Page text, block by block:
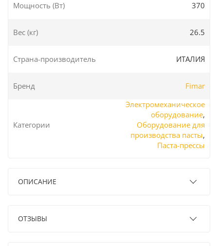
Мощность (Вт) 370
Вес (кг) 26.5
Страна-производитель ИТАЛИЯ
Бренд Fimar
Категории
Электромеханическое
оборудование,
Оборудование для
производства пасты,
Паста-прессы
ОПИСАНИЕ
ОТЗЫВЫ